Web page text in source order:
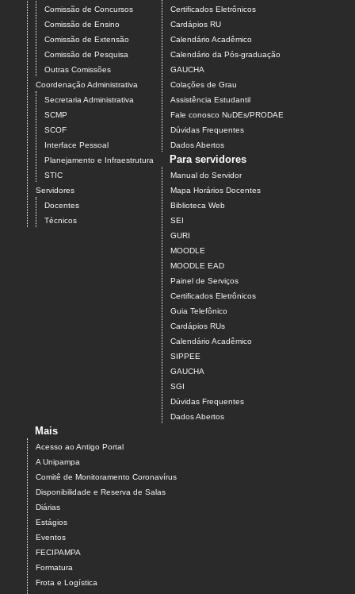
Comissão de Concursos
Comissão de Ensino
Comissão de Extensão
Comissão de Pesquisa
Outras Comissões
Coordenação Administrativa
Secretaria Administrativa
SCMP
SCOF
Interface Pessoal
Planejamento e Infraestrutura
STIC
Servidores
Docentes
Técnicos
Certificados Eletrônicos
Cardápios RU
Calendário Acadêmico
Calendário da Pós-graduação
GAUCHA
Colações de Grau
Assistência Estudantil
Fale conosco NuDEs/PRODAE
Dúvidas Frequentes
Dados Abertos
Para servidores
Manual do Servidor
Mapa Horários Docentes
Biblioteca Web
SEI
GURI
MOODLE
MOODLE EAD
Painel de Serviços
Certificados Eletrônicos
Guia Telefônico
Cardápios RUs
Calendário Acadêmico
SIPPEE
GAUCHA
SGI
Dúvidas Frequentes
Dados Abertos
Mais
Acesso ao Antigo Portal
A Unipampa
Comitê de Monitoramento Coronavírus
Disponibilidade e Reserva de Salas
Diárias
Estágios
Eventos
FECIPAMPA
Formatura
Frota e Logística